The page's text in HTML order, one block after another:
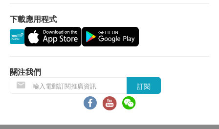
產品而引致的損失、損害、受傷或法律訴訟，健康
網購health.ESDlife概不負責。一切有關的索償或
查詢，須向提供服務之體檢中心或商戶提出。
下載應用程式
關注我們
訂閱